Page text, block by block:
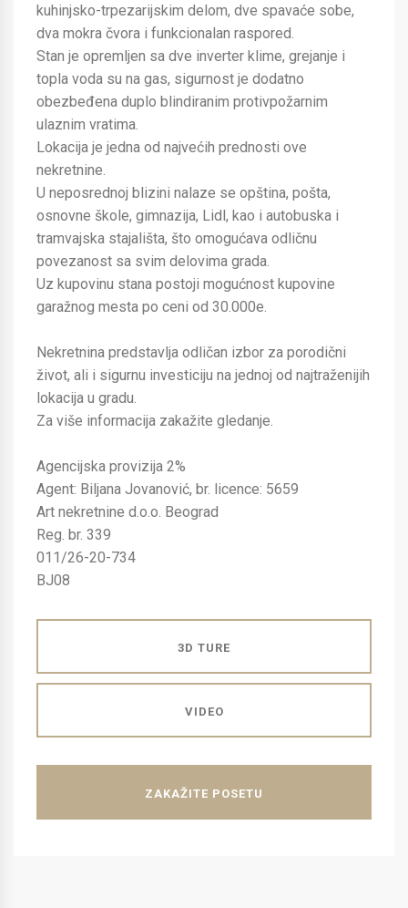
kuhinjsko-trpezarijskim delom, dve spavaće sobe,
dva mokra čvora i funkcionalan raspored.
Stan je opremljen sa dve inverter klime, grejanje i
topla voda su na gas, sigurnost je dodatno
obezbeđena duplo blindiranim protivpožarnim
ulaznim vratima.
Lokacija je jedna od najvećih prednosti ove
nekretnine.
U neposrednoj blizini nalaze se opština, pošta,
osnovne škole, gimnazija, Lidl, kao i autobuska i
tramvajska stajališta, što omogućava odličnu
povezanost sa svim delovima grada.
Uz kupovinu stana postoji mogućnost kupovine
garažnog mesta po ceni od 30.000e.
Nekretnina predstavlja odličan izbor za porodični
život, ali i sigurnu investiciju na jednoj od najtraženijih
lokacija u gradu.
Za više informacija zakažite gledanje.
Agencijska provizija 2%
Agent: Biljana Jovanović, br. licence: 5659
Art nekretnine d.o.o. Beograd
Reg. br. 339
011/26-20-734
BJ08
3D TURE
VIDEO
ZAKAŽITE POSETU